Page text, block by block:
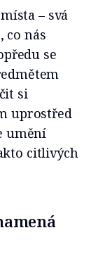
– svá
co nás
se
si
uprostřed
umění
citlivých